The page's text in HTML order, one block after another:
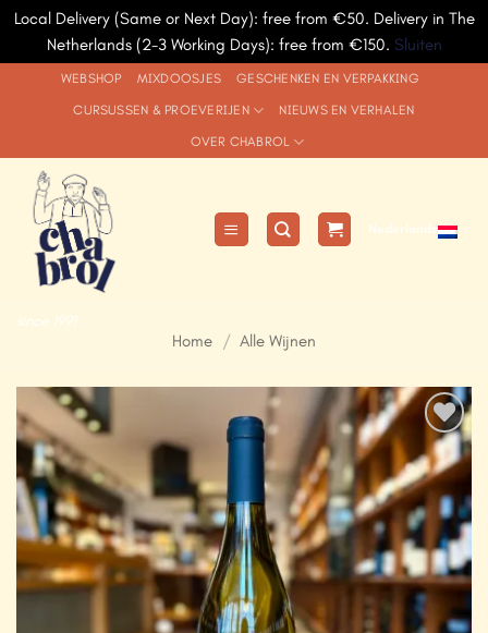
Local Delivery (Same or Next Day): free from €50. Delivery in The
Netherlands (2-3 Working Days): free from €150. Sluiten
WEBSHOP MIXDOOSJES GESCHENKEN EN VERPAKKING
CURSUSSEN & PROEVERIJEN NIEUWS EN VERHALEN
OVER CHABROL
since 1991
Nederlands
Home / Alle Wijnen
Add to
Wishlist